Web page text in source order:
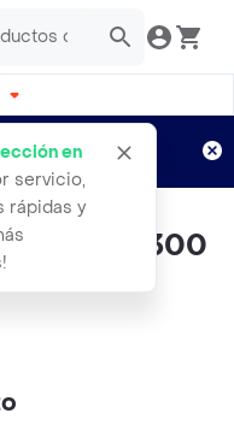
en
servicio,
rápidas y
Aplican TyC
300